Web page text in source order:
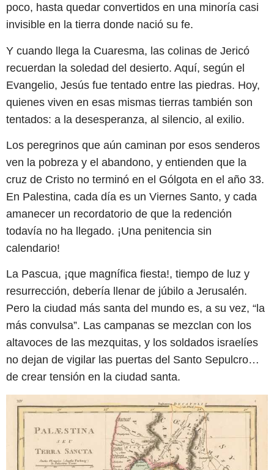
poco, hasta quedar convertidos en una minoría casi
invisible en la tierra donde nació su fe.
Y cuando llega la Cuaresma, las colinas de Jericó
recuerdan la soledad del desierto. Aquí, según el
Evangelio, Jesús fue tentado entre las piedras. Hoy,
quienes viven en esas mismas tierras también son
tentados: a la desesperanza, al silencio, al exilio.
Los peregrinos que aún caminan por esos senderos
ven la pobreza y el abandono, y entienden que la
cruz de Cristo no terminó en el Gólgota en el año 33.
En Palestina, cada día es un Viernes Santo, y cada
amanecer un recordatorio de que la redención
todavía no ha llegado. ¡Una penitencia sin
calendario!
La Pascua, ¡que magnífica fiesta!, tiempo de luz y
resurrección, debería llenar de júbilo a Jerusalén.
Pero la ciudad más santa del mundo es, a su vez, “la
más convulsa”. Las campanas se mezclan con los
altavoces de las mezquitas, y los soldados israelíes
no dejan de vigilar las puertas del Santo Sepulcro…
de crear tensión en la ciudad santa.